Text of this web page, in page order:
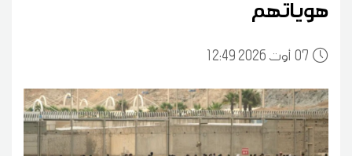
هوياتهم
0712:49 2026 أوت